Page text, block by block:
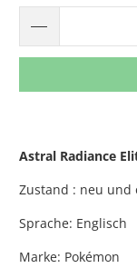
Astral Radiance
Zustand : neu
Sprache: Englisch
Marke: Pokémon